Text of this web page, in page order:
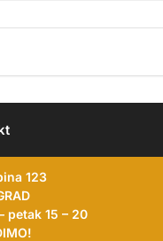
123
petak 15 – 20